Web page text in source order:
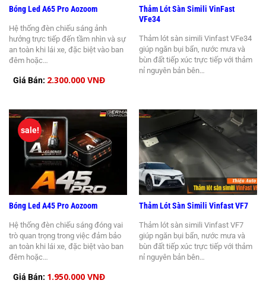
Bóng Led A65 Pro Aozoom
Hệ thống đèn chiếu sáng ảnh
hưởng trực tiếp đến tầm nhìn và sự
an toàn khi lái xe, đặc biệt vào ban
đêm hoặc…
Giá Bán: 2.300.000 VNĐ
Thảm Lót Sàn Simili VinFast
VFe34
Thảm lót sàn simili Vinfast VFe34
giúp ngăn bụi bẩn, nước mưa và
bùn đất tiếp xúc trực tiếp với thảm
nỉ nguyên bản bên…
Bóng Led A45 Pro Aozoom
Hệ thống đèn chiếu sáng đóng vai
trò quan trọng trong việc đảm bảo
an toàn khi lái xe, đặc biệt vào ban
đêm hoặc…
Giá Bán: 1.950.000 VNĐ
sale!
Thảm Lót Sàn Simili Vinfast VF7
Thảm lót sàn simili Vinfast VF7
giúp ngăn bụi bẩn, nước mưa và
bùn đất tiếp xúc trực tiếp với thảm
nỉ nguyên bản bên…